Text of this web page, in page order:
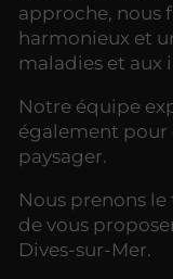
approche, nous
harmonieux et
maladies et aux
Notre équipe
également pour
paysager.
Nous prenons
de vous
Dives-sur-Mer.